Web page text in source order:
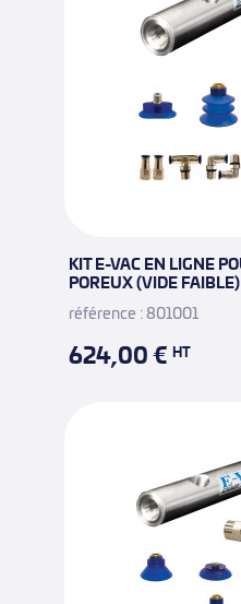
KIT E-VAC EN LIGNE
POREUX (VIDE FAIBLE)
référence : 801001
624,00 € HT